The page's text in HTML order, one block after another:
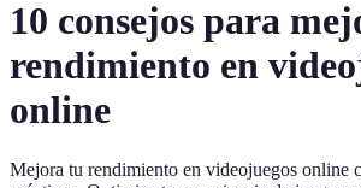
10 consejos para
rendimiento en
online
Mejora tu rendimiento en videojuegos online